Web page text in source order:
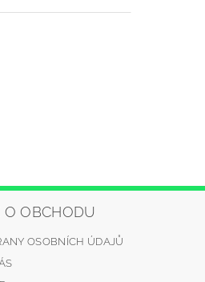
O OBCHODU
OSOBNÍCH ÚDAJŮ